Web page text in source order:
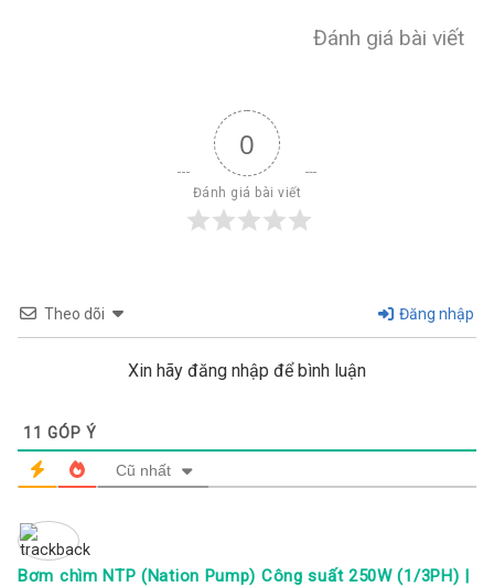
Đánh giá bài viết
0
Đánh giá bài viết
Theo dõi Đăng nhập
Xin hãy đăng nhập để bình luận
11 GÓP Ý
Cũ nhất
Bơm chìm NTP (Nation Pump) Công suất 250W (1/3PH) |